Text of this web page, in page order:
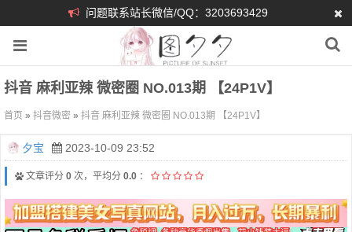
问题联系站长微信/QQ：3203693429
抖音 麻利亚辣 微密圈 NO.013期 【24P1V】
首页 » 抖音微密 » 抖音 麻利亚辣 微密圈 NO.013期 【24P1V】
夕宝 2023-10-09 23:52
文章评分 0 次，平均分 0.0 ：